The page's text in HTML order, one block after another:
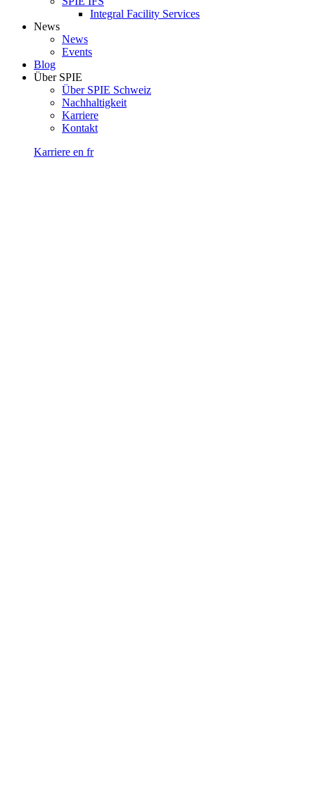
Integral Facility Services
News
News
Events
Blog
Über SPIE
Über SPIE Schweiz
Nachhaltigkeit
Karriere
Kontakt
Karriere en fr